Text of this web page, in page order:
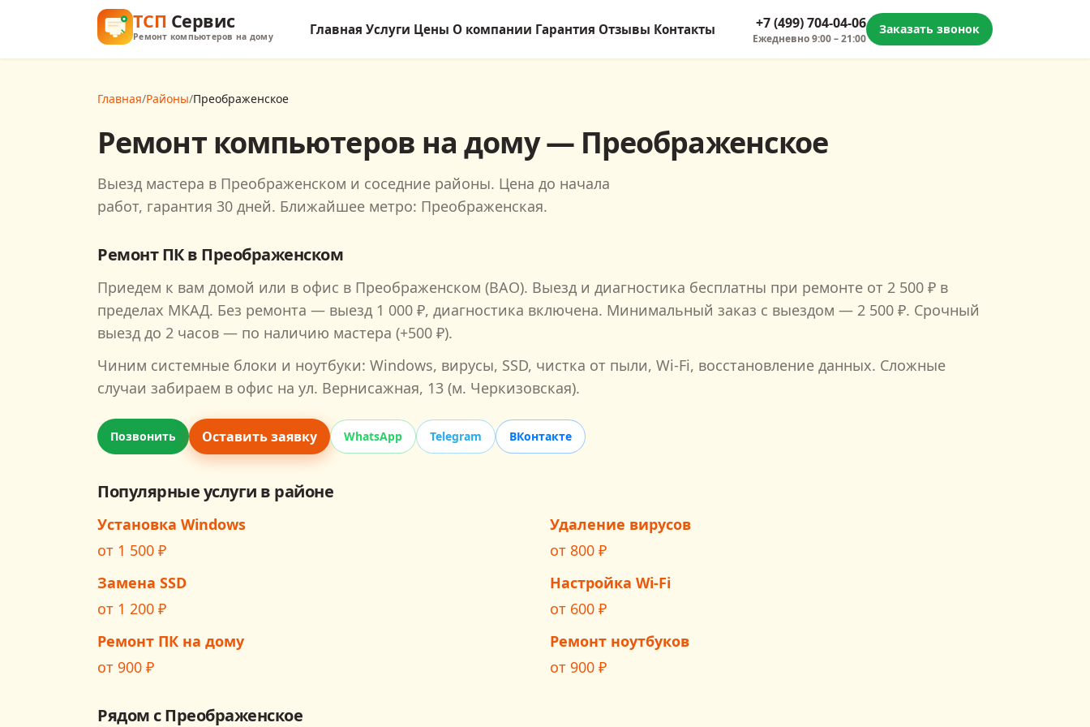
ТСП Сервис
Ремонт компьютеров на дому Главная Услуги Цены О компании Гарантия Отзывы Контакты +7 (499) 704-04-06
Ежедневно9:00 – 21:00
Заказать звонок
Главная/Районы/Преображенское
Ремонт компьютеров на дому — Преображенское
Выезд мастера в Преображенском и соседние районы. Цена до начала
работ, гарантия 30 дней. Ближайшее метро: Преображенская.
Ремонт ПК в Преображенском
Приедем к вам домой или в офис в Преображенском (ВАО). Выезд и диагностика бесплатны при ремонте от 2 500 ₽ в
пределах МКАД. Без ремонта — выезд 1 000 ₽, диагностика включена. Минимальный заказ с выездом — 2 500 ₽. Срочный
выезд до 2 часов — по наличию мастера (+500 ₽).
Чиним системные блоки и ноутбуки: Windows, вирусы, SSD, чистка от пыли, Wi‑Fi, восстановление данных. Сложные
случаи забираем в офис на ул. Вернисажная, 13 (м. Черкизовская).
Позвонить Оставить заявку WhatsApp Telegram ВКонтакте
Популярные услуги в районе
Установка Windows
от 1 500 ₽
Удаление вирусов
от 800 ₽
Замена SSD
от 1 200 ₽
Настройка Wi‑Fi
от 600 ₽
Ремонт ПК на дому
от 900 ₽
Ремонт ноутбуков
от 900 ₽
Рядом сПреображенское